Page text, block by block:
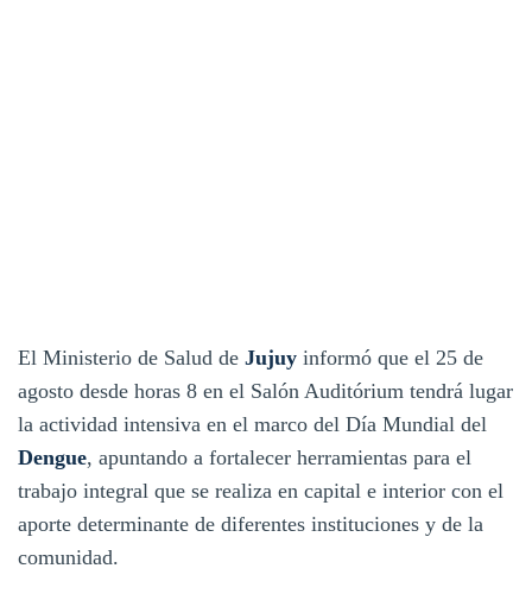
El Ministerio de Salud de Jujuy informó que el 25 de
agosto desde horas 8 en el Salón Auditórium tendrá lugar
la actividad intensiva en el marco del Día Mundial del
Dengue, apuntando a fortalecer herramientas para el
trabajo integral que se realiza en capital e interior con el
aporte determinante de diferentes instituciones y de la
comunidad.